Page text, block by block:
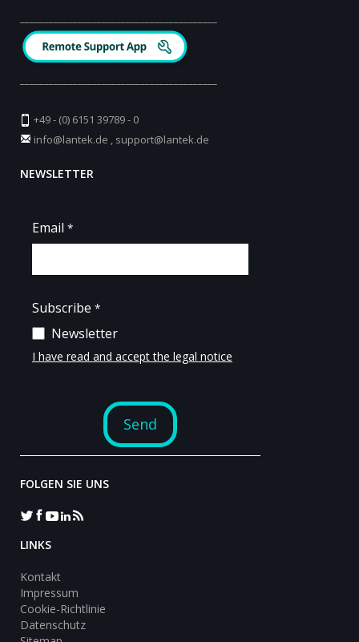
+49 - (0) 6151 39789 - 0
info@lantek.de
support@lantek.de
NEWSLETTER
FOLGEN SIE UNS
LINKS
Kontakt
Impressum
Cookie-Richtlinie
Datenschutz